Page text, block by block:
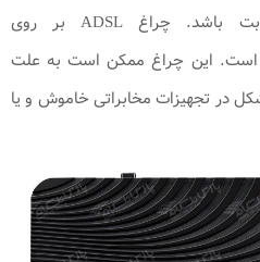
DSL حتما باید روشن و ثابت باشد. چراغ ADSL بر روی
مودم‌هایZyXEL چراغ شماره ۴ است. این چراغ ممکن است به علت
در تجهیزات مخابراتی خاموش و یا